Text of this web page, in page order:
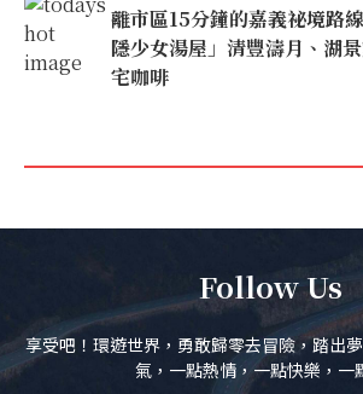
離市區15分鐘的嘉義祕境路
隱少女湯屋」清豐濤月、湖
宅咖啡
Follow Us
享受吧！環遊世界，勇敢歸零去冒險，踏出
氣，一點熱情，一點快樂，一